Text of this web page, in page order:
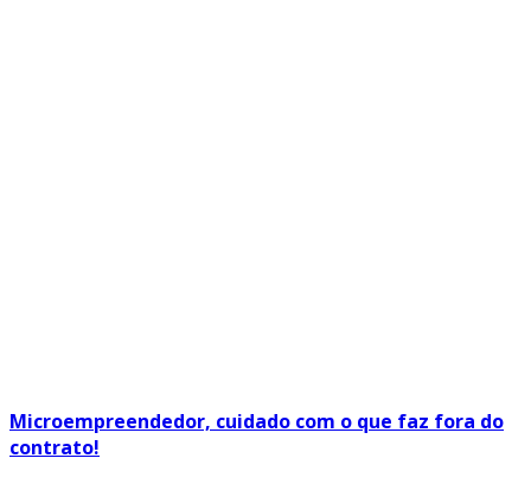
Microempreendedor, cuidado com o que faz fora do
contrato!